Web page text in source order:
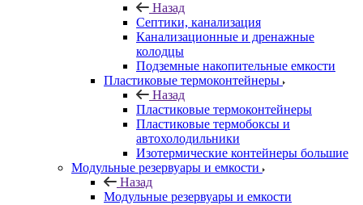
Назад
Септики, канализация
Канализационные и дренажные
колодцы
Подземные накопительные емкости
Пластиковые термоконтейнеры
Назад
Пластиковые термоконтейнеры
Пластиковые термобоксы и
автохолодильники
Изотермические контейнеры большие
Модульные резервуары и емкости
Назад
Модульные резервуары и емкости